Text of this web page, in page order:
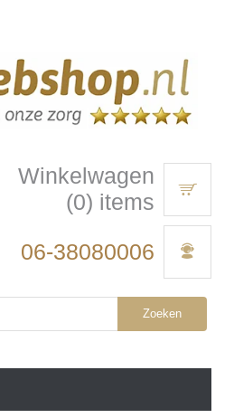
Winkelwagen
(0) items
06-38080006
Zoeken